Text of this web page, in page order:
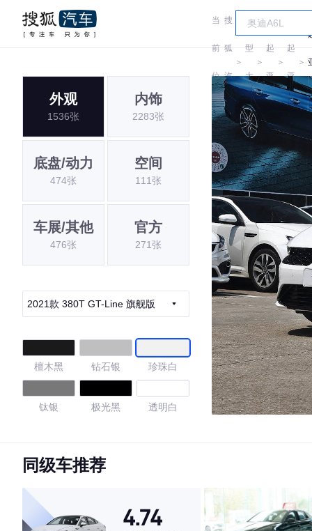
当
前
位
置:
搜
狐
汽
车
＞
车
型
大
全
＞
起
亚
＞
起
亚
＞
外观
1536张
内饰
2283张
底盘/动力
474张
空间
111张
车展/其他
476张
官方
271张
2021款 380T GT-Line 旗舰版
檀木黑 钻石银 珍珠白
钛银 极光黑 透明白
4.69
同级车推荐
4.74